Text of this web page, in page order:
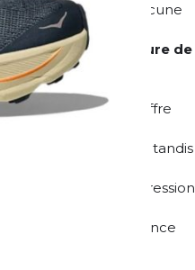
ne connaissent aucune
cette
chaussure de
de stabilité et
en EVA
qui offre
ajustement parfait, tandis
les points de pression
mm offre une adhérence